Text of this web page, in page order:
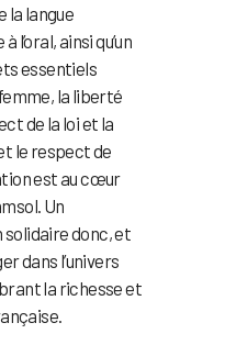
la langue
l’oral, ainsi qu’un
essentiels
la liberté
de la loi et la
le respect de
est au cœur
Un
donc, et
dans l’univers
la richesse et